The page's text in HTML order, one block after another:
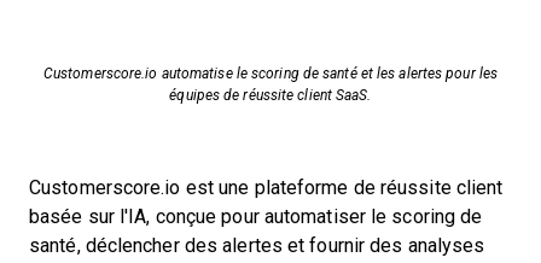
Customerscore.io automatise le scoring de santé et les alertes pour les
équipes de réussite client SaaS.
Customerscore.io est une plateforme de réussite client
basée sur l'IA, conçue pour automatiser le scoring de
santé, déclencher des alertes et fournir des analyses